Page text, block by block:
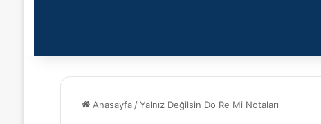
Anasayfa /Yalnız Değilsin Do Re Mi Notaları